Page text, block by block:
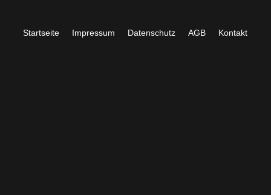
Startseite Impressum Datenschutz AGB Kontakt